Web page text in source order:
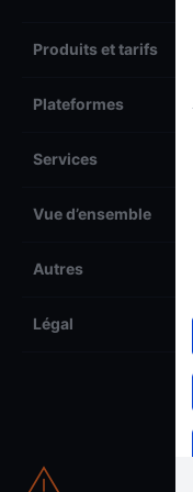
Produits et tarifs
Plateformes
Services
Vue d’ensemble
Autres
Légal